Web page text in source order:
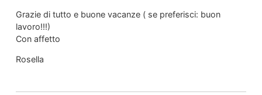
Grazie di tutto e buone vacanze ( se preferisci: buon
lavoro!!!)
Con affetto
Rosella